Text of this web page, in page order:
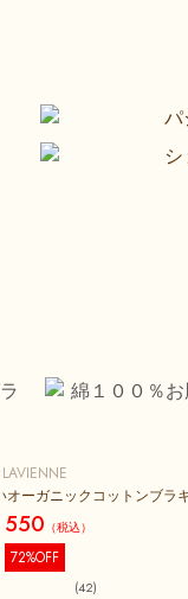
LAVIENNE
ーガニックコットンブラ
550
72%OFF
(42)